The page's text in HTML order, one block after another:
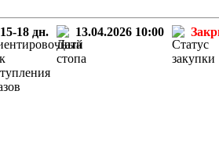
15-18 дн. 13.04.2026 10:00